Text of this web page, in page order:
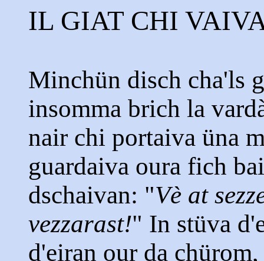
IL GIAT CHI
Minchün disch cha'ls
insomma brich la
nair chi portaiva üna
guardaiva oura fich
dschaivan: "Vè at
vezzarast!" In stüva
d'eiran our da